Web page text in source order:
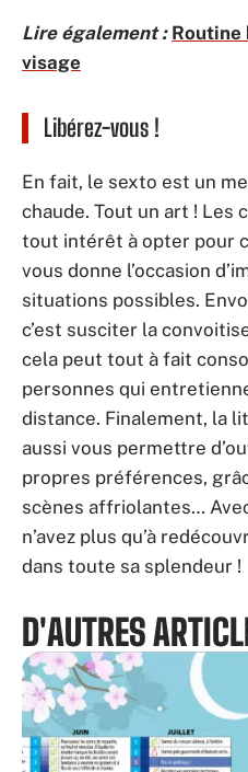
Lire également : Routine
visage
Libérez-vous !
En fait, le sexto est un
chaude. Tout un art ! Les
tout intérêt à opter pour
vous donne l’occasion
situations possibles.
c’est susciter la
cela peut tout à fait
personnes qui
distance. Finalement, la
aussi vous permettre
propres préférences,
scènes affriolantes…
n’avez plus qu’à
dans toute sa splendeur !
D'AUTRES